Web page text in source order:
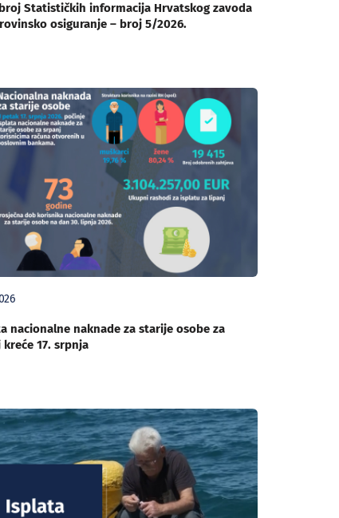
Statističkih informacija Hrvatskog zavoda
osiguranje – broj 5/2026.
nacionalne naknade za starije osobe za
17. srpnja